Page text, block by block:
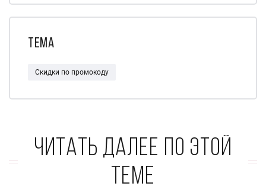
Тема
Скидки по промокоду
Читать далее по этой
теме